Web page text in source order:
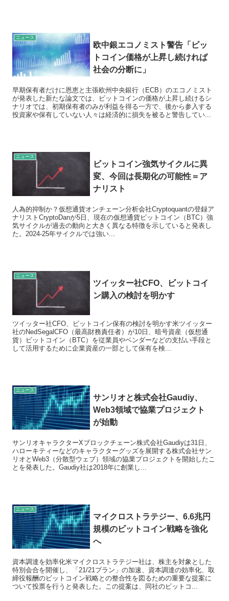
ニュース
欧中銀エコノミスト警告「ビッ
トコイン価格が上昇し続ければ
社会の分断に」
早期保有者だけに恩恵と主張欧州中央銀行（ECB）のエコノミスト
が発表した新たな論文では、ビットコインの価格が上昇し続けるシ
ナリオでは、初期保有者のみが利益を得る一方で、後から参入する
投資家や保有していない人々は経済的に損失を被ると警告してい...
ニュース
ビットコイン強気サイクルに異
変、今回は長期化の可能性＝ア
ナリスト
人為的抑制か？仮想通貨オンチェーン分析会社Cryptoquantの登録ア
ナリストCryptoDanが5日、現在の仮想通貨ビットコイン（BTC）強
気サイクルが過去の動向と大きく異なる特徴を示していると発表し
た。2024-25年サイクルでは強い...
ニュース
ツイッター社CFO、ビットコイ
ン購入の検討を明かす
ツイッター社CFO、ビットコイン保有の検討を明かす米ツイッター
社のNedSegalCFO（最高財務責任者）が10日、暗号資産（仮想通
貨）ビットコイン（BTC）を従業員やベンダーなどの支払い手段と
して活用するために企業資産の一部として保有を検...
ニュース
サンリオと株式会社Gaudiy、
Web3領域で協業プロジェクト
が始動
サンリオキャラクターXブロックチェーン株式会社Gaudiyは31日、
ハローキティーなどのキャラクターグッズを展開する株式会社サン
リオとWeb3（分散型ウェブ）領域の協業プロジェクトを開始したこ
とを発表した。Gaudiy社は2018年に創業し...
ニュース
マイクロストラテジー、6.6兆円
規模のビットコイン戦略を強化
へ
資本調達を効率化米マイクロストラテジー社は、株主を対象とした
特別会合を開催し、「21/21プラン」の加速、資本調達の効率化、取
締役報酬のビットコイン戦略との整合性を図るための重要な提案に
ついて投票を行うと発表した。この提案は、同社のビットコ...